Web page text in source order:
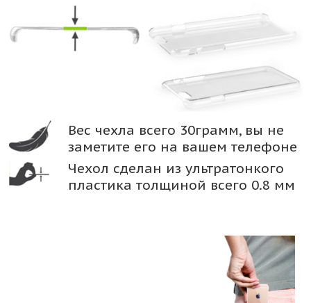
Вес чехла всего 30грамм, вы не
заметите его на вашем телефоне
Чехол сделан из ультратонкого
пластика толщиной всего 0.8 мм